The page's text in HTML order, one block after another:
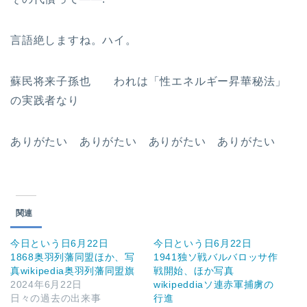
言語絶しますね。ハイ。
蘇民将来子孫也 われは「性エネルギー昇華秘法」
の実践者なり
ありがたい ありがたい ありがたい ありがたい
関連
今日という日6月22日
1868奥羽列藩同盟ほか、写
真wikipedia奥羽列藩同盟旗
2024年6月22日
日々の過去の出来事
今日という日6月22日
1941独ソ戦バルバロッサ作
戦開始、ほか写真
wikipeddiaソ連赤軍捕虜の
行進